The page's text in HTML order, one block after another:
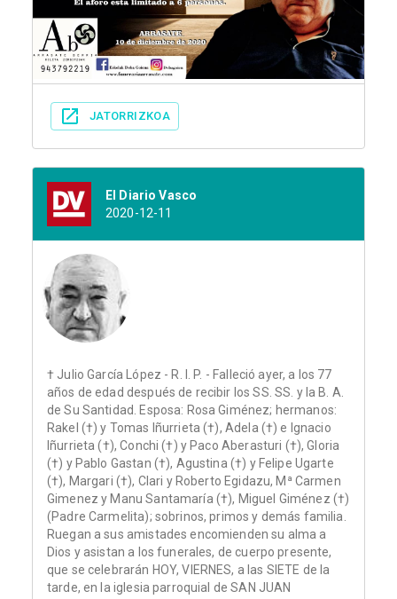
JATORRIZKOA
El Diario Vasco
2020-12-11
† Julio García López - R. I. P. - Falleció ayer, a los 77
años de edad después de recibir los SS. SS. y la B. A.
de Su Santidad. Esposa: Rosa Giménez; hermanos:
Rakel (†) y Tomas Iñurrieta (†), Adela (†) e Ignacio
Iñurrieta (†), Conchi (†) y Paco Aberasturi (†), Gloria
(†) y Pablo Gastan (†), Agustina (†) y Felipe Ugarte
(†), Margari (†), Clari y Roberto Egidazu, Mª Carmen
Gimenez y Manu Santamaría (†), Miguel Giménez (†)
(Padre Carmelita); sobrinos, primos y demás familia.
Ruegan a sus amistades encomienden su alma a
Dios y asistan a los funerales, de cuerpo presente,
que se celebrarán HOY, VIERNES, a las SIETE de la
tarde, en la iglesia parroquial de SAN JUAN